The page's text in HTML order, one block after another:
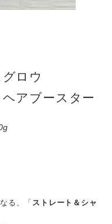
ロウ
アブースター
る、「 ストレート＆シャ